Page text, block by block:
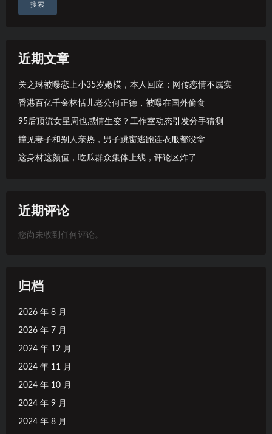
搜索
近期文章
关之琳被曝恋上小35岁嫩模，本人回应：网传恋情不属实
香港百亿千金林恬儿老公何正德，被曝在国外偷食
95后顶流女星周也感情生变？工作室动态引发分手猜测
撞见妻子和别人亲热，男子跳窗逃跑连衣服都没拿
这身材这颜值，吃瓜群众集体上线，评论区炸了
近期评论
您尚未收到任何评论。
归档
2026 年 8 月
2026 年 7 月
2024 年 12 月
2024 年 11 月
2024 年 10 月
2024 年 9 月
2024 年 8 月